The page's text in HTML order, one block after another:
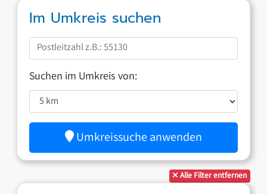
Im Umkreis suchen
Suchen im Umkreis von:
Umkreissuche anwenden
Alle Filter entfernen